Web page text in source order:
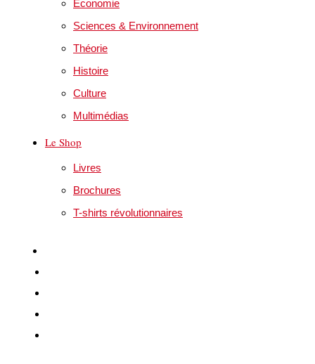
Economie
Sciences & Environnement
Théorie
Histoire
Culture
Multimédias
Le Shop
Livres
Brochures
T-shirts révolutionnaires